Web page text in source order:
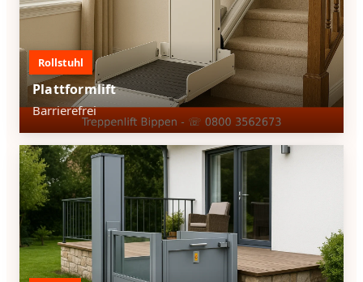
Rollstuhl
Plattformlift
Barrierefrei